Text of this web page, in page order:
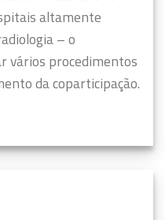
altamente
– o
vários procedimentos
da coparticipação.